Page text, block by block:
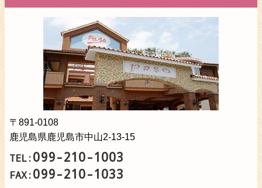
〒891-0108
鹿児島県鹿児島市中山2-13-15
TEL:099-210-1003
FAX:099-210-1033